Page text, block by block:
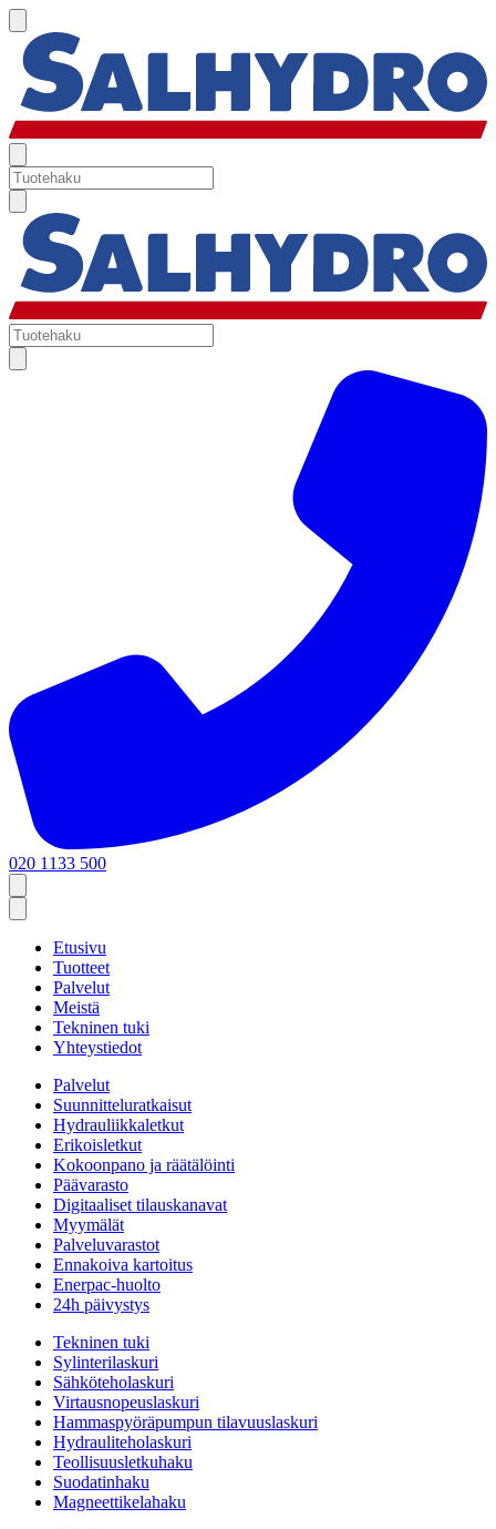
020 1133 500
Etusivu
Tuotteet
Palvelut
Meistä
Tekninen tuki
Yhteystiedot
Palvelut
Suunnitteluratkaisut
Hydrauliikkaletkut
Erikoisletkut
Kokoonpano ja räätälöinti
Päävarasto
Digitaaliset tilauskanavat
Myymälät
Palveluvarastot
Ennakoiva kartoitus
Enerpac-huolto
24h päivystys
Tekninen tuki
Sylinterilaskuri
Sähköteholaskuri
Virtausnopeuslaskuri
Hammaspyöräpumpun tilavuuslaskuri
Hydrauliteholaskuri
Teollisuusletkuhaku
Suodatinhaku
Magneettikelahaku